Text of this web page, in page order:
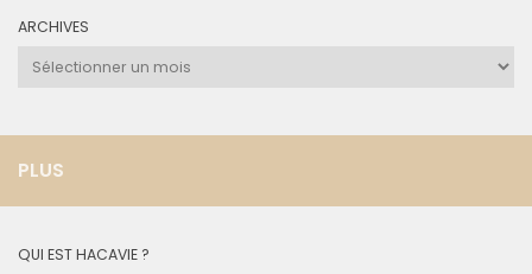
ARCHIVES
Archives
PLUS
QUI EST HACAVIE ?